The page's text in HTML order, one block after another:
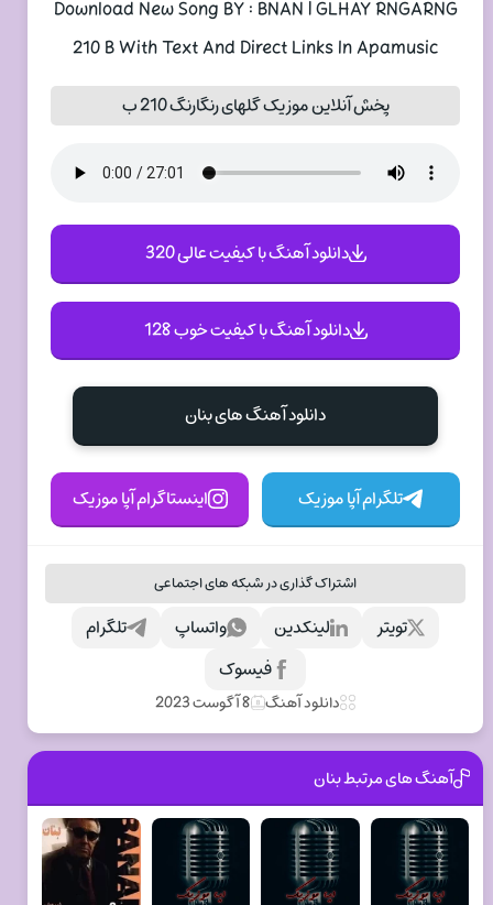
Download New Song BY : BNAN | GLHAY RNGARNG
210 B With Text And Direct Links In Apamusic
پخش آنلاین موزیک گلهای رنگارنگ 210 ب
دانلود آهنگ با کیفیت عالی 320
دانلود آهنگ با کیفیت خوب 128
دانلود آهنگ های بنان
تلگرام آپا موزیک اینستاگرام آپا موزیک
اشتراک گذاری در شبکه های اجتماعی
تلگرام واتساپ لینکدین
تویتر
فیسوک
دانلود آهنگ 8 آگوست 2023
آهنگ های مرتبط بنان